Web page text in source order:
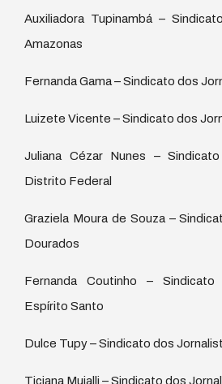
Auxiliadora Tupinambá –
Amazonas
Fernanda Gama – Sindicato dos
Luizete Vicente – Sindicato dos
Juliana Cézar Nunes –
Distrito Federal
Graziela Moura de Souza –
Dourados
Fernanda Coutinho –
Espírito Santo
Dulce Tupy – Sindicato dos
Ticiana Mujalli – Sindicato dos